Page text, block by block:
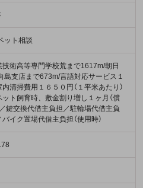
ット相談
術高等専門学校荒まで1617m/朝日
島支店まで673m/言語対応サービス１
清掃費用１６５０円（１平米あたり）
ット飼育時、敷金割り増し１ヶ月（償
鍵交換代借主負担／駐輪場代借主負
バイク置場代借主負担（使用時）